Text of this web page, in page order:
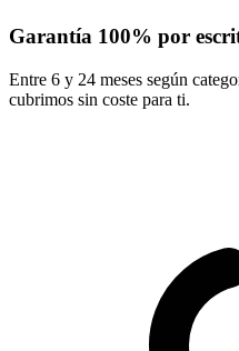
Garantía 100% por
Entre 6 y 24 meses según
cubrimos sin coste para ti.